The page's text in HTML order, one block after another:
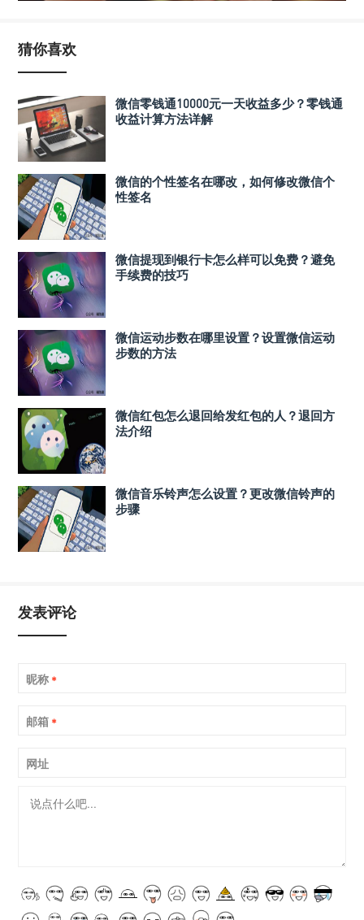
猜你喜欢
微信零钱通10000元一天收益多少？零钱通
收益计算方法详解
微信的个性签名在哪改，如何修改微信个
性签名
微信提现到银行卡怎么样可以免费？避免
手续费的技巧
微信运动步数在哪里设置？设置微信运动
步数的方法
微信红包怎么退回给发红包的人？退回方
法介绍
微信音乐铃声怎么设置？更改微信铃声的
步骤
发表评论
昵称 *
邮箱 *
网址